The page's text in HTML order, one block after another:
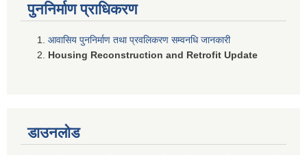
पुननिर्माण प्राधिकरण
आवासिय पुननिर्माण तथा प्रवलिकरण सम्वनधि जानकारी
Housing Reconstruction and Retrofit Update
डाउनलोड